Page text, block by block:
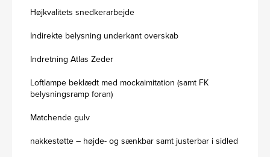
Højkvalitets snedkerarbejde
Indirekte belysning underkant overskab
Indretning Atlas Zeder
Loftlampe beklædt med mockaimitation (samt FK
belysningsramp foran)
Matchende gulv
nakkestøtte – højde- og sænkbar samt justerbar i sidled